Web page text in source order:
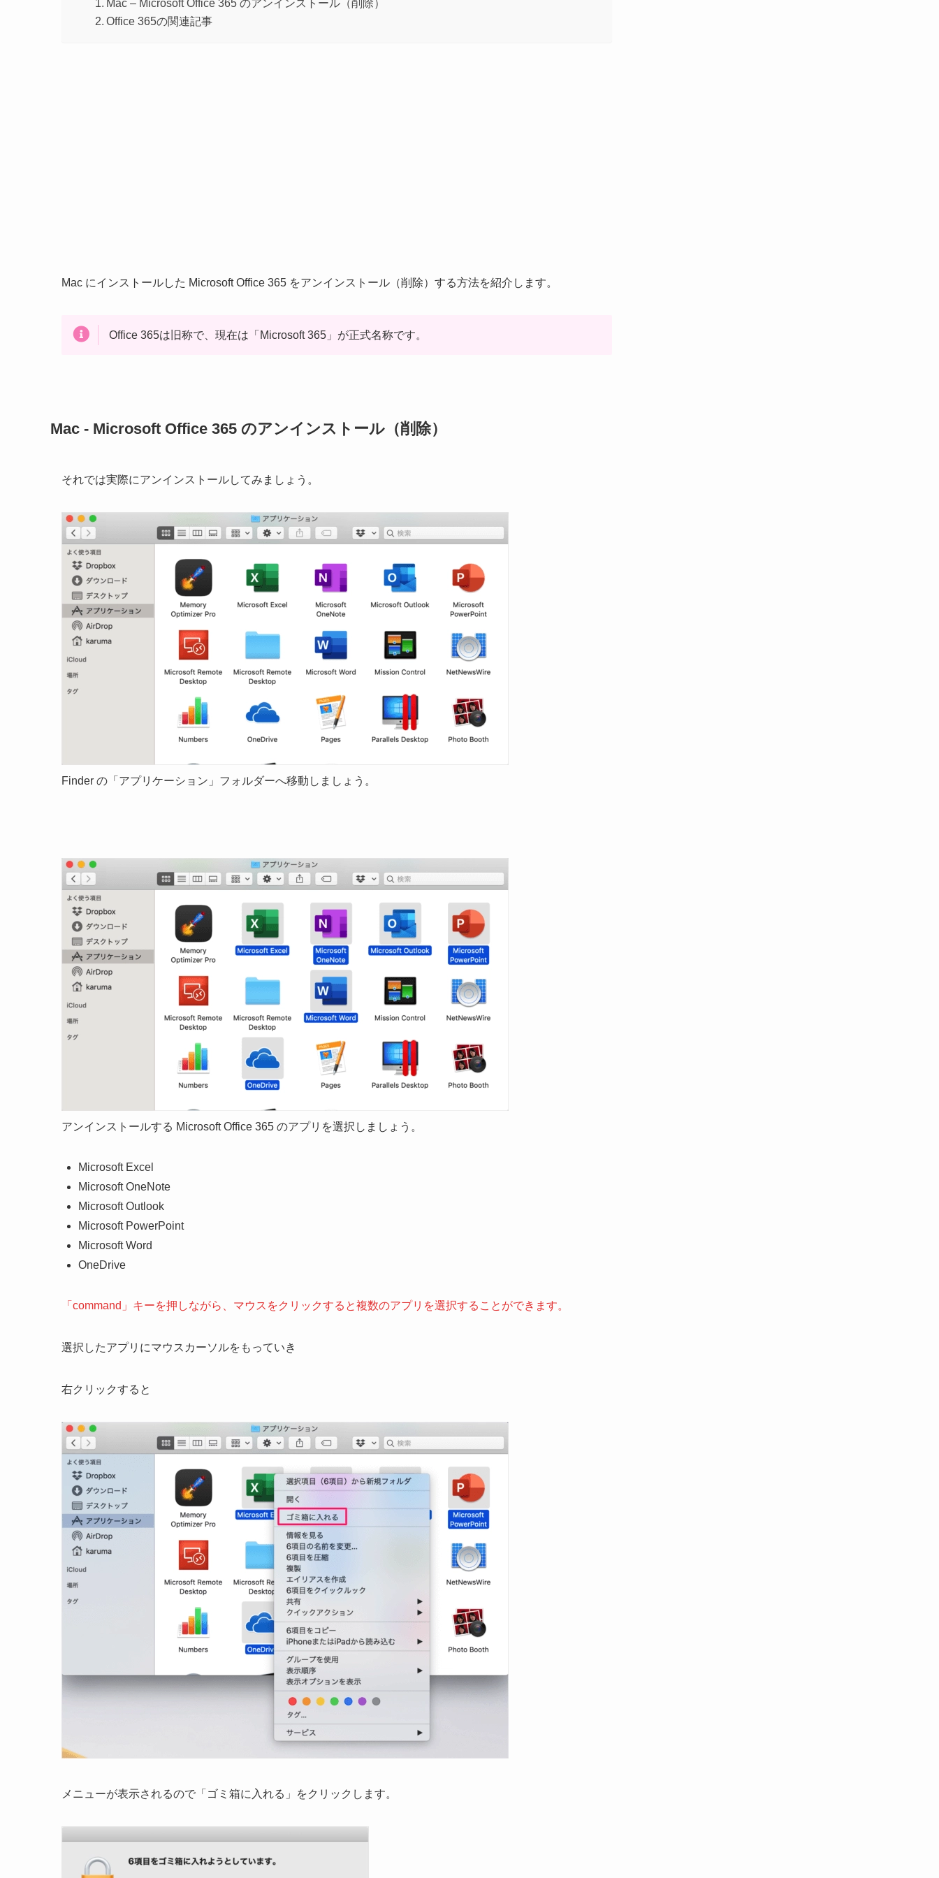
Mac – Microsoft Office 365 のアンインストール（削除）
Office 365の関連記事
Mac にインストールした Microsoft Office 365 をアンインストール（削除）する方法を紹介します。
Office 365は旧称で、現在は「Microsoft 365」が正式名称です。
Mac - Microsoft Office 365 のアンインストール（削除）
それでは実際にアンインストールしてみましょう。
Finder の「アプリケーション」フォルダーへ移動しましょう。
アンインストールする Microsoft Office 365 のアプリを選択しましょう。
Microsoft Excel
Microsoft OneNote
Microsoft Outlook
Microsoft PowerPoint
Microsoft Word
OneDrive
「command」キーを押しながら、マウスをクリックすると複数のアプリを選択することができます。
選択したアプリにマウスカーソルをもっていき
右クリックすると
メニューが表示されるので「ゴミ箱に入れる」をクリックします。